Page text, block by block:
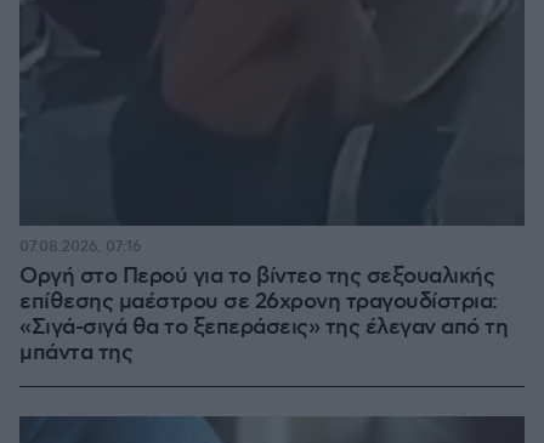
Οργή στο Περού για το βίντεο της σεξουαλικής
επίθεσης μαέστρου σε 26χρονη τραγουδίστρια:
«Σιγά-σιγά θα το ξεπεράσεις» της έλεγαν από τη
μπάντα της
07.08.2026, 07:16